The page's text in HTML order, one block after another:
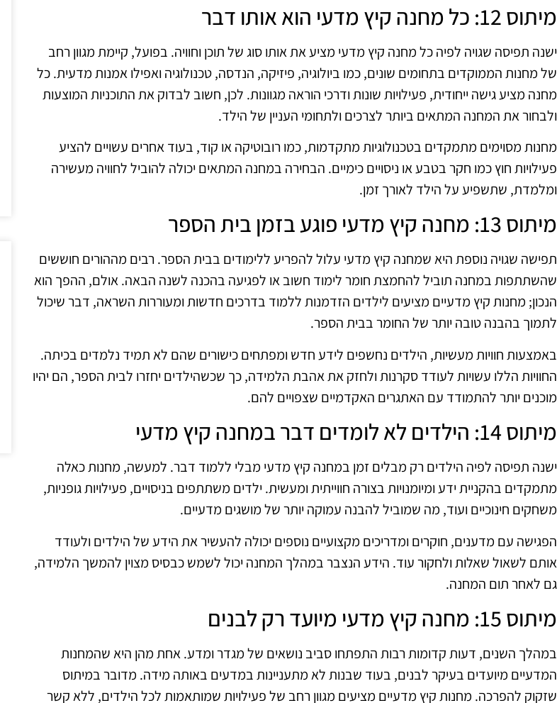
מיתוס 12: כל מחנה קיץ מדעי הוא אותו דבר
ישנה תפיסה שגויה לפיה כל מחנה קיץ מדעי מציע את אותו סוג של תוכן וחוויה. בפועל, קיימת מגוון רחב
של מחנות הממוקדים בתחומים שונים, כמו ביולוגיה, פיזיקה, הנדסה, טכנולוגיה ואפילו אמנות מדעית. כל
מחנה מציע גישה ייחודית, פעילויות שונות ודרכי הוראה מגוונות. לכן, חשוב לבדוק את התוכניות המוצעות
ולבחור את המחנה המתאים ביותר לצרכים ולתחומי העניין של הילד.
מחנות מסוימים מתמקדים בטכנולוגיות מתקדמות, כמו רובוטיקה או קוד, בעוד אחרים עשויים להציע
פעילויות חוץ כמו חקר בטבע או ניסויים כימיים. הבחירה במחנה המתאים יכולה להוביל לחוויה מעשירה
ומלמדת, שתשפיע על הילד לאורך זמן.
מיתוס 13: מחנה קיץ מדעי פוגע בזמן בית הספר
תפישה שגויה נוספת היא שמחנה קיץ מדעי עלול להפריע ללימודים בבית הספר. רבים מההורים חוששים
שהשתתפות במחנה תוביל להחמצת חומר לימוד חשוב או לפגיעה בהכנה לשנה הבאה. אולם, ההפך הוא
הנכון; מחנות קיץ מדעיים מציעים לילדים הזדמנות ללמוד בדרכים חדשות ומעוררות השראה, דבר שיכול
לתמוך בהבנה טובה יותר של החומר בבית הספר.
באמצעות חוויות מעשיות, הילדים נחשפים לידע חדש ומפתחים כישורים שהם לא תמיד נלמדים בכיתה.
החוויות הללו עשויות לעודד סקרנות ולחזק את אהבת הלמידה, כך שכשהילדים יחזרו לבית הספר, הם יהיו
מוכנים יותר להתמודד עם האתגרים האקדמיים שצפויים להם.
מיתוס 14: הילדים לא לומדים דבר במחנה קיץ מדעי
ישנה תפיסה לפיה הילדים רק מבלים זמן במחנה קיץ מדעי מבלי ללמוד דבר. למעשה, מחנות כאלה
מתמקדים בהקניית ידע ומיומנויות בצורה חווייתית ומעשית. ילדים משתתפים בניסויים, פעילויות גופניות,
משחקים חינוכיים ועוד, מה שמוביל להבנה עמוקה יותר של מושגים מדעיים.
הפגישה עם מדענים, חוקרים ומדריכים מקצועיים נוספים יכולה להעשיר את הידע של הילדים ולעודד
אותם לשאול שאלות ולחקור עוד. הידע הנצבר במהלך המחנה יכול לשמש כבסיס מצוין להמשך הלמידה,
גם לאחר תום המחנה.
מיתוס 15: מחנה קיץ מדעי מיועד רק לבנים
במהלך השנים, דעות קדומות רבות התפתחו סביב נושאים של מגדר ומדע. אחת מהן היא שהמחנות
המדעיים מיועדים בעיקר לבנים, בעוד שבנות לא מתעניינות במדעים באותה מידה. מדובר במיתוס
שזקוק להפרכה. מחנות קיץ מדעיים מציעים מגוון רחב של פעילויות שמותאמות לכל הילדים, ללא קשר